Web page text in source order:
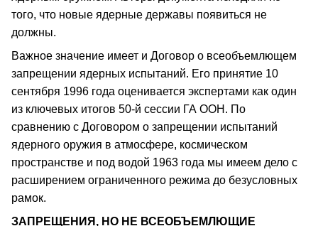
того, что новые ядерные державы появиться не
должны.
Важное значение имеет и Договор о всеобъемлющем
запрещении ядерных испытаний. Его принятие 10
сентября 1996 года оценивается экспертами как один
из ключевых итогов 50-й сессии ГА ООН. По
сравнению с Договором о запрещении испытаний
ядерного оружия в атмосфере, космическом
пространстве и под водой 1963 года мы имеем дело с
расширением ограниченного режима до безусловных
рамок.
ЗАПРЕЩЕНИЯ, НО НЕ ВСЕОБЪЕМЛЮЩИЕ